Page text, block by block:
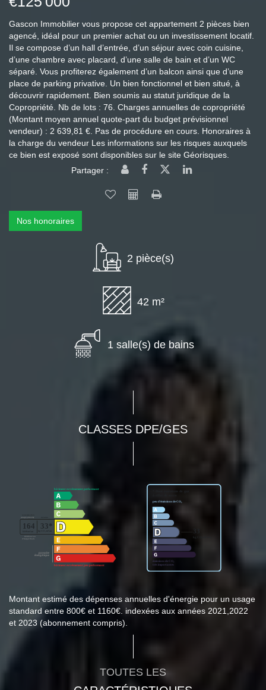
Gascon Immobilier vous propose cet appartement 2 pièces bien
agencé, idéal pour un premier achat ou un investissement locatif.
Il se compose d’un hall d’entrée, d’un séjour avec coin cuisine,
d’une chambre avec placard, d’une salle de bain et d’un WC
séparé. Vous profiterez également d’un balcon ainsi que d’une
place de parking privative. Un bien fonctionnel et bien situé, à
découvrir rapidement. Bien soumis au statut juridique de la
Copropriété. Nb de lots : 76. Charges annuelles de copropriété
(Montant moyen annuel quote-part du budget prévisionnel
vendeur) : 2 639,81 €. Pas de procédure en cours. Honoraires à
la charge du vendeur Les informations sur les risques auxquels
ce bien est exposé sont disponibles sur le site Géorisques.
Partager :
Nos honoraires
2 pièce(s)
42 m²
1 salle(s) de bains
CLASSES DPE/GES
Montant estimé des dépenses annuelles d'énergie pour un usage
standard entre 800€ et 1160€. indexées aux années 2021,2022
et 2023 (abonnement compris).
TOUTES LES